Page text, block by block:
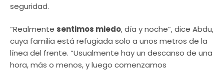
seguridad.
“Realmente sentimos miedo, día y noche”, dice Abdu,
cuya familia está refugiada solo a unos metros de la
línea del frente. “Usualmente hay un descanso de una
hora, más o menos, y luego comenzamos